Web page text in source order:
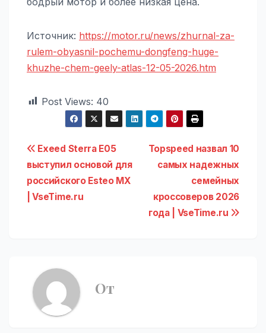
Источник: https://motor.ru/news/zhurnal-za-
rulem-obyasnil-pochemu-dongfeng-huge-
khuzhe-chem-geely-atlas-12-05-2026.htm
Post Views: 40
Навигация
по
записям
Topspeed назвал 10
самых надежных
семейных
кроссоверов 2026
года | VseTime.ru
Exeed Sterra E05
выступил основой для
российского Esteo MX
| VseTime.ru
От